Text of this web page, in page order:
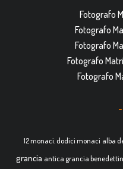
Fotografo
Fotografo
Fotografo
Fotografo
Fotografo
12 monaci. dodici monaci alba
grancia antica grancia